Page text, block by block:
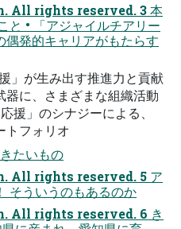
All rights reserved. 3 本
• 「アジャイルチアリー
偶発的キャリアがもたらす
」が生み出す推進力と貢献
器に、さまざまな組織活動
援」のシナジーによる、
トフォリオ
たいもの
All rights reserved. 5 ア
そういうのもあるのか
All rights reserved. 6 き